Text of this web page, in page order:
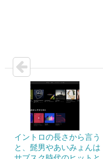
イントロの長さから言う
と、髭男やあいみょんは